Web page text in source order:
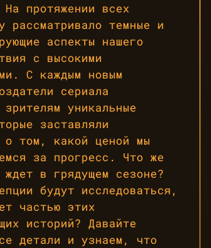
протяжении всех
рассматривало темные и
аспекты нашего
с высокими
С каждым новым
сериала
зрителям уникальные
заставляли
о том, какой ценой мы
за прогресс. Что же
ждет в грядущем сезоне?
будут исследоваться,
частью этих
историй? Давайте
детали и узнаем, что